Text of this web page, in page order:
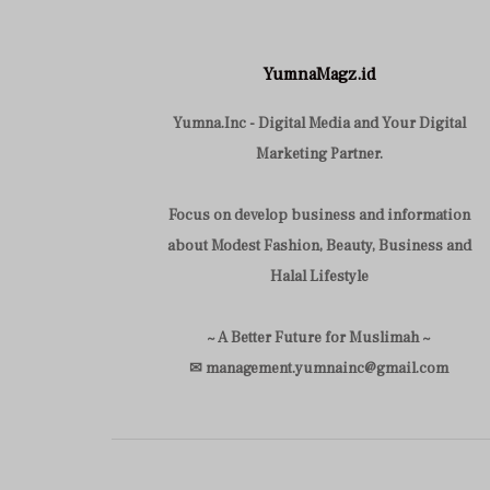
YumnaMagz.id
Yumna.Inc - Digital Media and Your Digital
Marketing Partner.
Focus on develop business and information
about Modest Fashion, Beauty, Business and
Halal Lifestyle
~ A Better Future for Muslimah ~
✉ management.yumnainc@gmail.com